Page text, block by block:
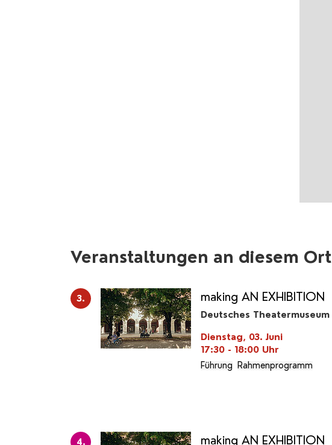
Veranstaltungen an diesem Ort
3. making AN EXHIBITION
Deutsches Theatermuseum
Dienstag, 03. Juni
17:30 - 18:00 Uhr
Führung
Rahmenprogramm
4. making AN EXHIBITION